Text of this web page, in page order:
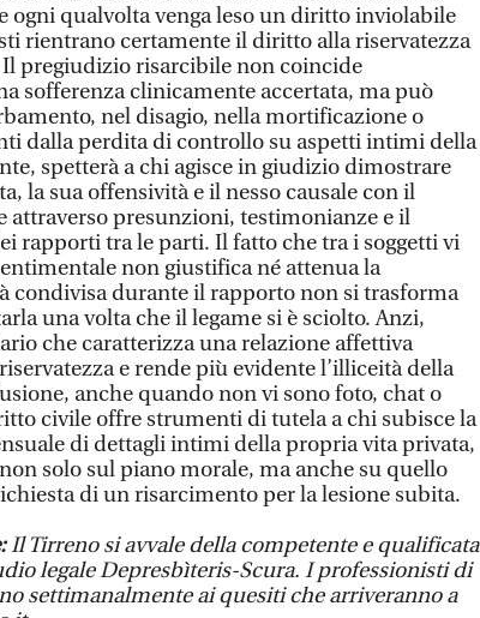
ogni qualvolta venga leso un diritto inviolabile
rientrano certamente il diritto alla riservatezza
Il pregiudizio risarcibile non coincide
sofferenza clinicamente accertata, ma può
nel disagio, nella mortificazione o
dalla perdita di controllo su aspetti intimi della
spetterà a chi agisce in giudizio dimostrare
la sua offensività e il nesso causale con il
attraverso presunzioni, testimonianze e il
rapporti tra le parti. Il fatto che tra i soggetti vi
non giustifica né attenua la
condivisa durante il rapporto non si trasforma
una volta che il legame si è sciolto. Anzi,
che caratterizza una relazione affettiva
e rende più evidente l’illiceità della
anche quando non vi sono foto, chat o
civile offre strumenti di tutela a chi subisce la
di dettagli intimi della propria vita privata,
solo sul piano morale, ma anche su quello
di un risarcimento per la lesione subita.
Il Tirreno si avvale della competente e qualificata
legale Depresbìteris-Scura. I professionisti di
settimanalmente ai quesiti che arriveranno a